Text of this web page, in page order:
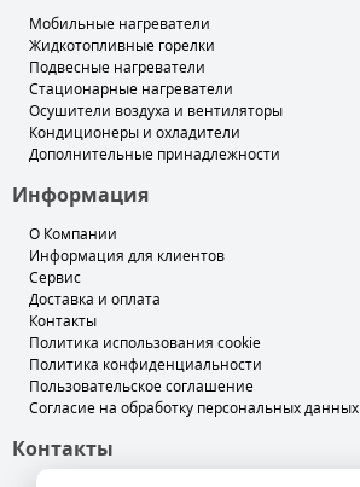
Мобильные нагреватели
Жидкотопливные горелки
Подвесные нагреватели
Стационарные нагреватели
Осушители воздуха и вентиляторы
Кондиционеры и охладители
Дополнительные принадлежности
Информация
О Компании
Информация для клиентов
Сервис
Доставка и оплата
Контакты
Политика использования cookie
Политика конфиденциальности
Пользовательское соглашение
Согласие на обработку персональных данных
Контакты